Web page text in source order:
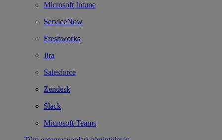
Microsoft Intune
ServiceNow
Freshworks
Jira
Salesforce
Zendesk
Slack
Microsoft Teams